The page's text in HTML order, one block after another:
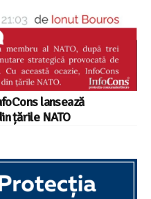
lansează
țările NATO